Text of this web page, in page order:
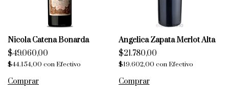
Nicola Catena Bonarda
$49.060,00
$44.154,00 conEfectivo
Angelica Zapata Merlot Alta
$21.780,00
$19.602,00 con Efectivo